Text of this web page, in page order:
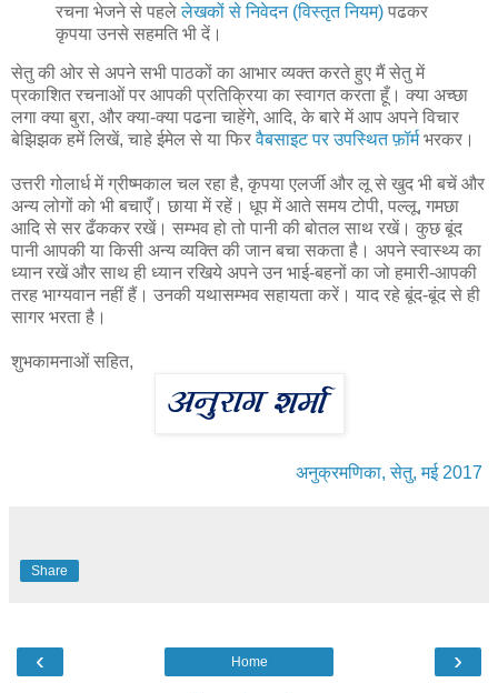
रचना भेजने से पहलेलेखकों से निवेदन (विस्तृत नियम) पढकर
कृपया उनसे सहमति भी दें।
सेतु की ओर से अपने सभी पाठकों का आभार व्यक्त करते हुए मैं सेतु में
प्रकाशित रचनाओं पर आपकी प्रतिक्रिया का स्वागत करता हूँ। क्या अच्छा
लगा क्या बुरा, और क्या-क्या पढना चाहेंगे, आदि, के बारे में आप अपने विचार
बेझिझक हमें लिखें, चाहे ईमेल से या फिरवैबसाइट पर उपस्थित फ़ॉर्मभरकर।
उत्तरी गोलार्ध में ग्रीष्मकाल चल रहा है, कृपया एलर्जी और लू से खुद भी बचें और
अन्य लोगों को भी बचाएँ। छाया में रहें। धूप में आते समय टोपी, पल्लू, गमछा
आदि से सर ढँककर रखें। सम्भव हो तो पानी की बोतल साथ रखें। कुछ बूंद
पानी आपकी या किसी अन्य व्यक्ति की जान बचा सकता है। अपने स्वास्थ्य का
ध्यान रखें और साथ ही ध्यान रखिये अपने उन भाई-बहनों का जो हमारी-आपकी
तरह भाग्यवान नहीं हैं। उनकी यथासम्भव सहायता करें। याद रहे बूंद-बूंद से ही
सागर भरता है।
शुभकामनाओं सहित,
अनुक्रमणिका, सेतु, मई 2017
Share
‹ ›
Home